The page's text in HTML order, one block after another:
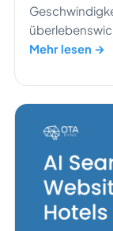
manuellen
HotelSync
Hotelvertrieb
in
Möchten Sie
Mehr lesen →